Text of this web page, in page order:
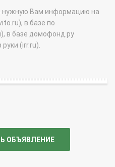
нужную Вам информацию на
в базе по
в базе домофонд.ру
руки (irr.ru).
ОБЪЯВЛЕНИЕ